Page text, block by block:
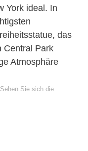
York ideal. In
das
Central Park
Atmosphäre
Sehen Sie sich die